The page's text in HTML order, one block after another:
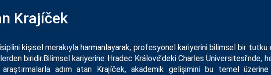
Krajíček
kişisel merakıyla harmanlayarak, profesyonel kariyerini bilimsel bir tutku
biridir.Bilimsel kariyerine Hradec Králové’deki Charles Üniversitesi’nde,
araştırmalarla adım atan Krajíček, akademik gelişimini bu temel